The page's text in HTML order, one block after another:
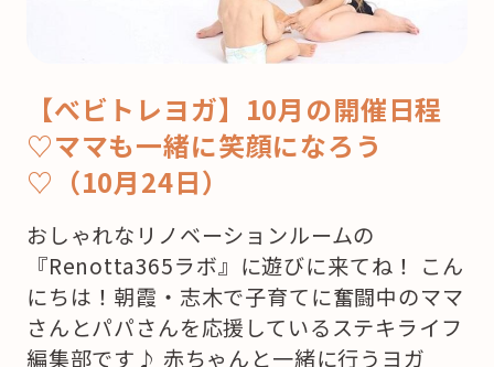
【べビトレヨガ】10月の開催日程
♡ママも一緒に笑顔になろう
♡（10月24日）
おしゃれなリノベーションルームの
『Renotta365ラボ』に遊びに来てね！ こん
にちは！朝霞・志木で子育てに奮闘中のママ
さんとパパさんを応援しているステキライフ
編集部です♪ 赤ちゃんと一緒に行うヨガ